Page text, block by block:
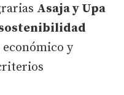
Asaja y Upa
y